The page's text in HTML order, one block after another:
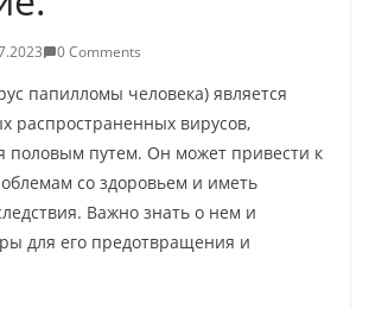
0 Comments
папилломы человека) является
распространенных вирусов,
половым путем. Он может привести к
со здоровьем и иметь
Важно знать о нем и
для его предотвращения и